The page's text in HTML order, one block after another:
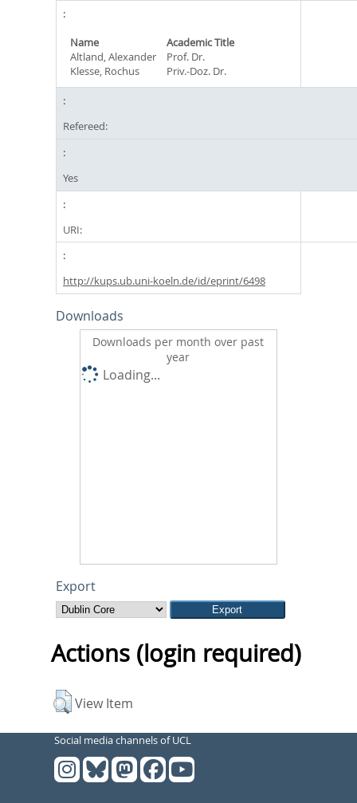
Name
Academic Title
Altland, Alexander
Prof. Dr.
Klesse, Rochus
Priv.-Doz. Dr.
Refereed:
Yes
URI:
http://kups.ub.uni-koeln.de/id/eprint/6498
Downloads
Downloads per month over past
year
Loading...
Export
Actions (login required)
View Item
Social media channels of UCL